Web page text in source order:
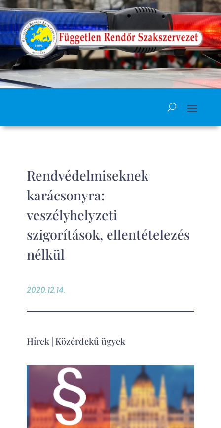
Rendvédelmiseknek
karácsonyra:
veszélyhelyzeti
szigorítások, ellentételezés
nélkül
2020.12.14.
Hírek| Közérdekű ügyek